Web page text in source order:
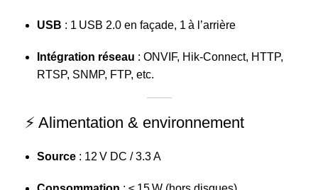
USB : 1 USB 2.0 en façade, 1 à l’arrière
Intégration réseau : ONVIF, Hik‑Connect, HTTP,
RTSP, SNMP, FTP, etc.
⚡ Alimentation & environnement
Source : 12 V DC / 3.3 A